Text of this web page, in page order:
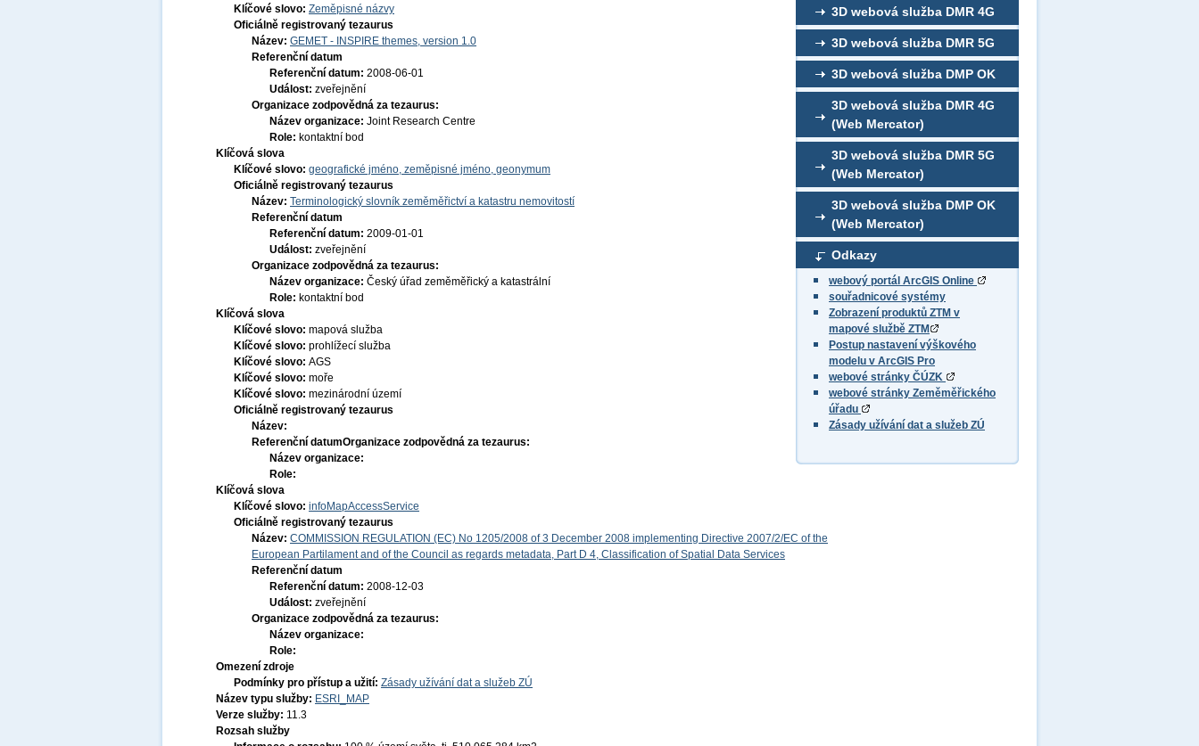
3D webová služba DMR 4G
3D webová služba DMR 5G
3D webová služba DMP OK
3D webová služba DMR 4G
(Web Mercator)
3D webová služba DMR 5G
(Web Mercator)
3D webová služba DMP OK
(Web Mercator)
Odkazy
webový portál ArcGIS Online
souřadnicové systémy
Zobrazení produktů ZTM v
mapové službě ZTM
Postup nastavení výškového
modelu v ArcGIS Pro
webové stránky ČÚZK
webové stránky Zeměměřického
úřadu
Zásady užívání dat a služeb ZÚ
Klíčové slovo: Zeměpisné názvy
Oficiálně registrovaný tezaurus
Název: GEMET - INSPIRE themes, version 1.0
Referenční datum
Referenční datum: 2008-06-01
Událost: zveřejnění
Organizace zodpovědná za tezaurus:
Název organizace: Joint Research Centre
Role: kontaktní bod
Klíčová slova
Klíčové slovo: geografické jméno, zeměpisné jméno, geonymum
Oficiálně registrovaný tezaurus
Název: Terminologický slovník zeměměřictví a katastru nemovitostí
Referenční datum
Referenční datum: 2009-01-01
Událost: zveřejnění
Organizace zodpovědná za tezaurus:
Název organizace: Český úřad zeměměřický a katastrální
Role: kontaktní bod
Klíčová slova
Klíčové slovo: mapová služba
Klíčové slovo: prohlížecí služba
Klíčové slovo: AGS
Klíčové slovo: moře
Klíčové slovo: mezinárodní území
Oficiálně registrovaný tezaurus
Název:
Referenční datumOrganizace zodpovědná za tezaurus:
Název organizace:
Role:
Klíčová slova
Klíčové slovo: infoMapAccessService
Oficiálně registrovaný tezaurus
Název: COMMISSION REGULATION (EC) No 1205/2008 of 3 December 2008 implementing Directive 2007/2/EC of the
European Partilament and of the Council as regards metadata, Part D 4, Classification of Spatial Data Services
Referenční datum
Referenční datum: 2008-12-03
Událost: zveřejnění
Organizace zodpovědná za tezaurus:
Název organizace:
Role:
Omezení zdroje
Podmínky pro přístup a užití: Zásady užívání dat a služeb ZÚ
Název typu služby: ESRI_MAP
Verze služby: 11.3
Rozsah služby